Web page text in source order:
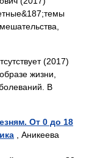
(2017)
жизни,
В
От 0 до 18
, Аникеева